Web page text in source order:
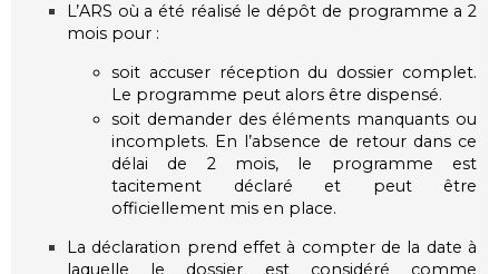
L’ARS où a été réalisé le dépôt de programme a 2
mois pour :
soit accuser réception du dossier complet.
Le programme peut alors être dispensé.
soit demander des éléments manquants ou
incomplets. En l’absence de retour dans ce
délai de 2 mois, le programme est
tacitement déclaré et peut être
officiellement mis en place.
La déclaration prend effet à compter de la date à
laquelle le dossier est considéré comme